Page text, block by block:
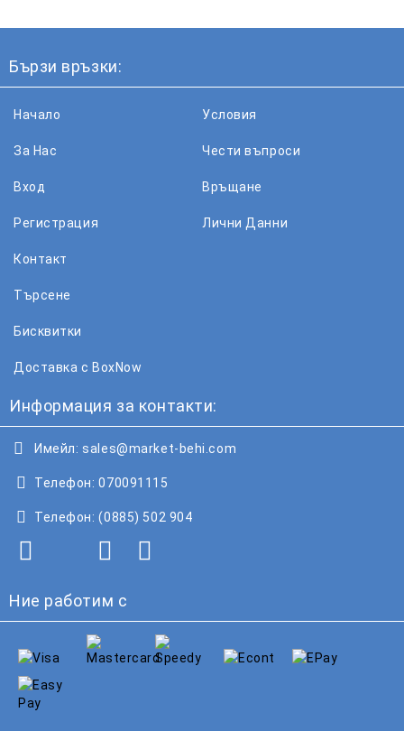
Бързи връзки:
Начало
За Нас
Вход
Регистрация
Условия
Чести въпроси
Връщане
Лични Данни
Контакт
Търсене
Бисквитки
Доставка с BoxNow
Информация за контакти:
Имейл: sales@market-behi.com
Телефон: 070091115
Телефон: (0885) 502 904
Ние работим с